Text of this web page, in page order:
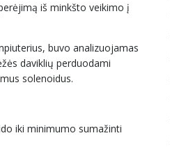
iš minkšto veikimo į
buvo analizuojamas
daviklių perduodami
solenoidus.
iki minimumo sumažinti